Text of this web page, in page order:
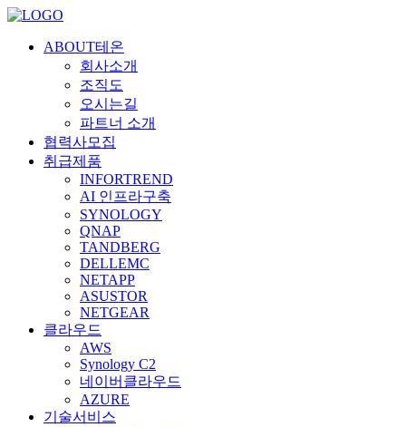
ABOUT테온
회사소개
조직도
오시는길
파트너 소개
협력사모집
취급제품
INFORTREND
AI 인프라구축
SYNOLOGY
QNAP
TANDBERG
DELLEMC
NETAPP
ASUSTOR
NETGEAR
클라우드
AWS
Synology C2
네이버클라우드
AZURE
기술서비스